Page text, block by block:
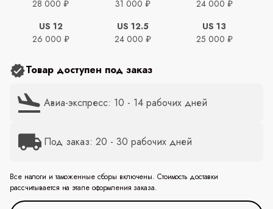
28 000 ₽
31 000 ₽
24 000 ₽
US 12
26 000 ₽
US 12.5
24 000 ₽
US 13
25 000 ₽
Товар доступен под заказ
Авиа-экспресс: 10 - 14 рабочих дней
Под заказ: 20 - 30 рабочих дней
Все налоги и таможенные сборы включены. Стоимость доставки
рассчитывается на этапе оформления заказа.